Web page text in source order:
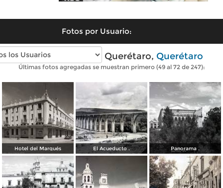
Fotos por Usuario:
Fotos antiguas de Querétaro, Querétaro
Últimas fotos agregadas se muestran primero (49 al 72 de 247):
Hotel del Marqués El Acueducto . Panorama .